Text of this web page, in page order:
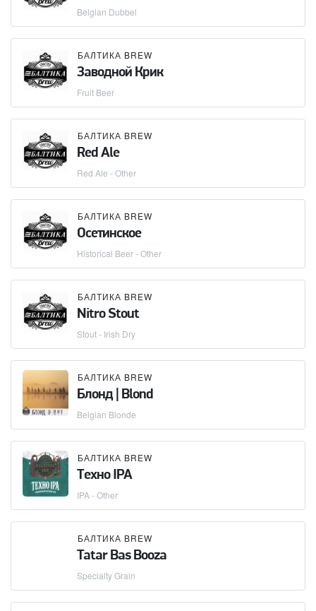
Belgian Dubbel
БАЛТИКА BREW
Заводной Крик
Fruit Beer
БАЛТИКА BREW
Red Ale
Red Ale - Other
БАЛТИКА BREW
Осетинское
Historical Beer - Other
БАЛТИКА BREW
Nitro Stout
Stout - Irish Dry
БАЛТИКА BREW
Блонд | Blond
Belgian Blonde
БАЛТИКА BREW
Техно IPA
IPA - Other
БАЛТИКА BREW
Tatar Bas Booza
Specialty Grain